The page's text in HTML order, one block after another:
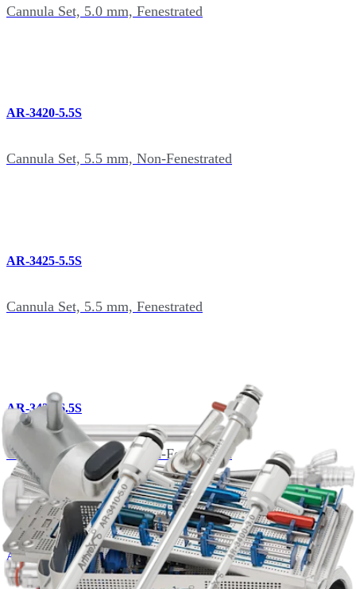
Cannula Set, 5.0 mm, Fenestrated
AR-3420-5.5S
Cannula Set, 5.5 mm, Non-Fenestrated
AR-3425-5.5S
Cannula Set, 5.5 mm, Fenestrated
AR-3420-6.5S
Cannula Set, 6.5 mm, Non-Fenestrated
AR-3425-6.5S